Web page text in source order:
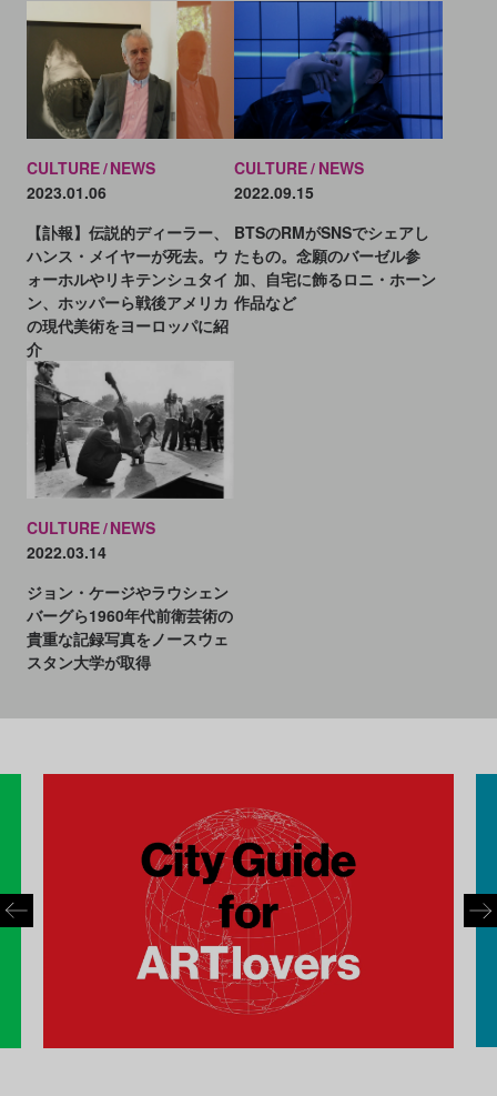
CULTURE NEWS
2023.01.06
【訃報】伝説的ディーラー、
ハンス・メイヤーが死去。ウ
ォーホルやリキテンシュタイ
ン、ホッパーら戦後アメリカ
の現代美術をヨーロッパに紹
介
CULTURE NEWS
2022.09.15
BTSのRMがSNSでシェアし
たもの。念願のバーゼル参
加、自宅に飾るロニ・ホーン
作品など
CULTURE NEWS
2022.03.14
ジョン・ケージやラウシェン
バーグら1960年代前衛芸術の
貴重な記録写真をノースウェ
スタン大学が取得